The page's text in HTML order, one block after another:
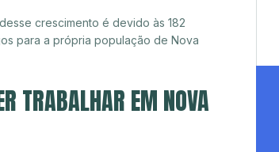
crescimento é devido às 182
para a própria população de Nova
TRABALHAR EM NOVA